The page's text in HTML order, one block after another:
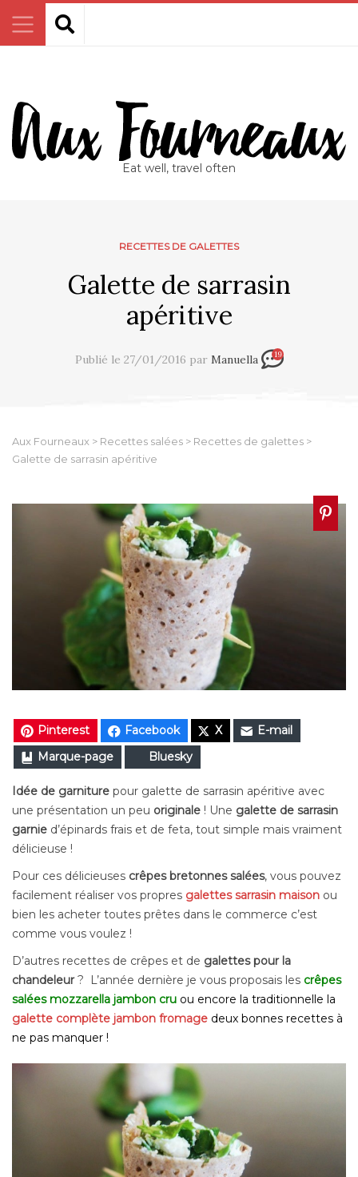
Eat well, travel often
RECETTES DE GALETTES
Galette de sarrasin
apéritive
Publié le 27/01/2016 par Manuella 19
Aux Fourneaux > Recettes salées > Recettes de galettes >
Galette de sarrasin apéritive
Pinterest Facebook X
E-mail
Marque-page
Bluesky
Idée de garniture pour galette de sarrasin apéritive avec
une présentation un peu originale ! Une galette de sarrasin
garnie d’épinards frais et de feta, tout simple mais vraiment
délicieuse !
Pour ces délicieuses crêpes bretonnes salées, vous pouvez
facilement réaliser vos propres galettes sarrasin maison ou
bien les acheter toutes prêtes dans le commerce c’est
comme vous voulez !
D’autres recettes de crêpes et de galettes pour la
chandeleur? L’année dernière je vous proposais les crêpes
salées mozzarella jambon cru ou encore la traditionnelle la
galette complète jambon fromage deux bonnes recettes à
ne pas manquer !